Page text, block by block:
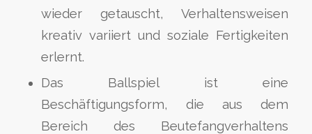
wieder getauscht, Verhaltensweisen
kreativ variiert und soziale Fertigkeiten
erlernt.
Das Ballspiel ist eine
Beschäftigungsform, die aus dem
Bereich des Beutefangverhaltens